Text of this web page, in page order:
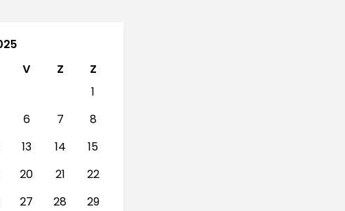
V Z
Z
1
6 7
8
13 14
15
20 21
22
27 28
29